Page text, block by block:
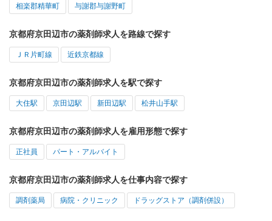
相楽郡精華町 与謝郡与謝野町
京都府京田辺市の薬剤師求人を路線で探す
ＪＲ片町線 近鉄京都線
京都府京田辺市の薬剤師求人を駅で探す
大住駅 京田辺駅 新田辺駅 松井山手駅
京都府京田辺市の薬剤師求人を雇用形態で探す
正社員 パート・アルバイト
京都府京田辺市の薬剤師求人を仕事内容で探す
調剤薬局 病院・クリニック ドラッグストア（調剤併設）